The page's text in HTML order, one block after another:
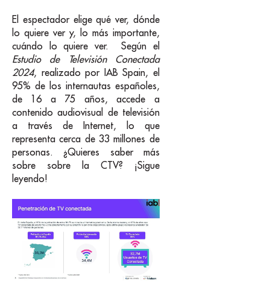
El espectador elige qué ver, dónde
lo quiere ver y, lo más importante,
cuándo lo quiere ver. Según el
Estudio de Televisión Conectada
2024, realizado por IAB Spain, el
95% de los internautas españoles,
de 16 a 75 años, accede a
contenido audiovisual de televisión
a través de Internet, lo que
representa cerca de 33 millones de
personas. ¿Quieres saber más
sobre sobre la CTV? ¡Sigue
leyendo!